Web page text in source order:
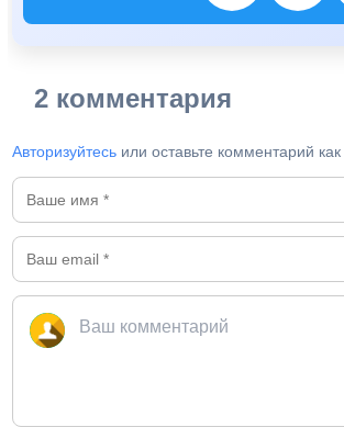
2 комментария
Авторизуйтесь или оставьте комментарий как